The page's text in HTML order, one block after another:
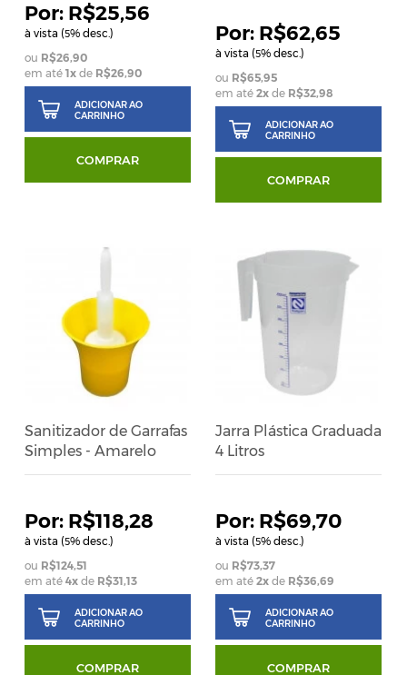
R$25,56
à vista (5% desc.)
R$26,90
em até1x de R$26,90
ADICIONAR AO
CARRINHO
COMPRAR
R$62,65
à vista (5% desc.)
R$65,95
em até 2xde R$32,98
ADICIONAR AO
CARRINHO
COMPRAR
Sanitizador de Garrafas
Simples - Amarelo
R$118,28
à vista (5% desc.)
R$124,51
em até4x de R$31,13
ADICIONAR AO
CARRINHO
COMPRAR
Jarra Plástica Graduada
4 Litros
R$69,70
à vista (5% desc.)
R$73,37
em até 2xde R$36,69
ADICIONAR AO
CARRINHO
COMPRAR